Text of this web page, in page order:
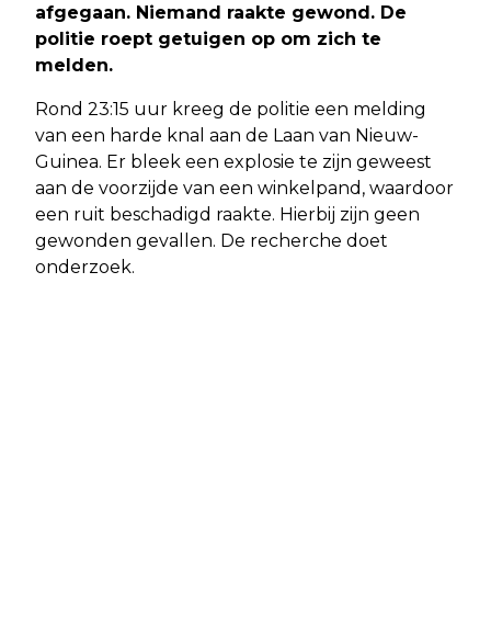
afgegaan. Niemand raakte gewond. De
politie roept getuigen op om zich te
melden.
Rond 23:15 uur kreeg de politie een melding
van een harde knal aan de Laan van Nieuw-
Guinea. Er bleek een explosie te zijn geweest
aan de voorzijde van een winkelpand, waardoor
een ruit beschadigd raakte. Hierbij zijn geen
gewonden gevallen. De recherche doet
onderzoek.